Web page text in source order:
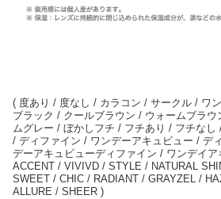
( 度あり / 度なし / カラコン / サークル / ワ
ブラック / クールブラウン / ウォームブラ
ムグレー / ぼかしフチ / フチあり / フチなし
/ ディファイン / ワンデーアキュビュー / デ
デーアキュビューディファイン / ワンデイ
ACCENT / VIVIVD / STYLE / NATURAL
SWEET / CHIC / RADIANT / GRAYZEL /
ALLURE / SHEER )